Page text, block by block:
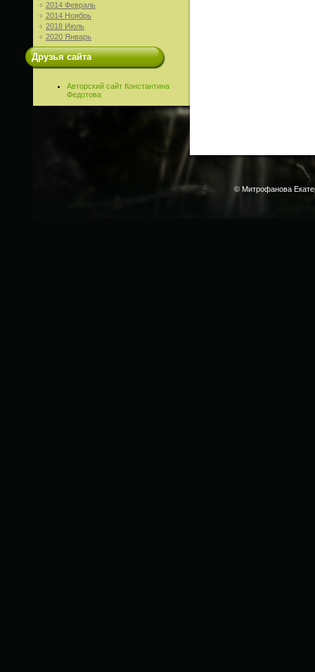
2014 Февраль
2014 Ноябрь
2018 Июль
2020 Январь
Друзья сайта
Авторский сайт Константина
Федотова
© Митрофанова